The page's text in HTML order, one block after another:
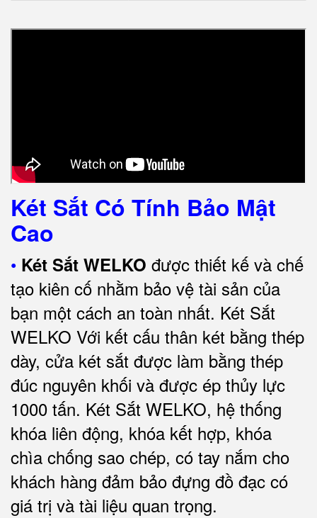
Két Sắt Có Tính Bảo Mật
Cao
• Két Sắt WELKO được thiết kế và chế
tạo kiên cố nhằm bảo vệ tài sản của
bạn một cách an toàn nhất. Két Sắt
WELKO Với kết cấu thân két bằng thép
dày, cửa két sắt được làm bằng thép
đúc nguyên khối và được ép thủy lực
1000 tấn. Két Sắt WELKO, hệ thống
khóa liên động, khóa kết hợp, khóa
chìa chống sao chép, có tay nắm cho
khách hàng đảm bảo đựng đồ đạc có
giá trị và tài liệu quan trọng.